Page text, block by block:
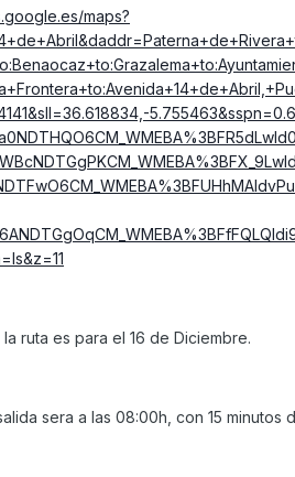
maps?
ruta es para el 16 de Diciembre.
sera a las 08:00h, con 15 minutos